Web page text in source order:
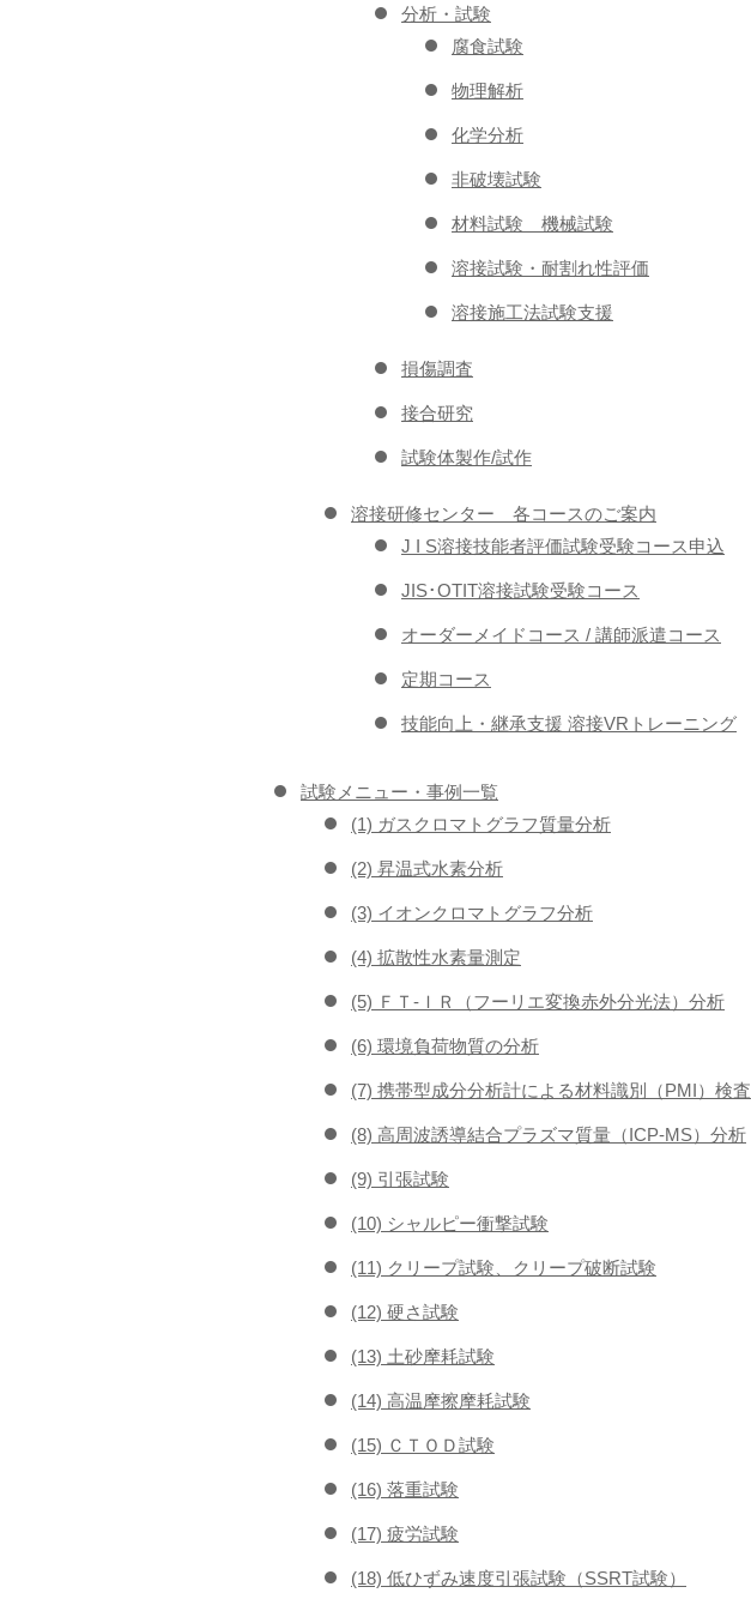
分析・試験
腐食試験
物理解析
化学分析
非破壊試験
材料試験 機械試験
溶接試験・耐割れ性評価
溶接施工法試験支援
損傷調査
接合研究
試験体製作/試作
溶接研修センター 各コースのご案内
J I S溶接技能者評価試験受験コース申込
JIS･OTIT溶接試験受験コース
オーダーメイドコース / 講師派遣コース
定期コース
技能向上・継承支援 溶接VRトレーニング
試験メニュー・事例一覧
(1) ガスクロマトグラフ質量分析
(2) 昇温式水素分析
(3) イオンクロマトグラフ分析
(4) 拡散性水素量測定
(5) ＦＴ-ＩＲ（フーリエ変換赤外分光法）分析
(6) 環境負荷物質の分析
(7) 携帯型成分分析計による材料識別（PMI）検査
(8) 高周波誘導結合プラズマ質量（ICP-MS）分析
(9) 引張試験
(10) シャルピー衝撃試験
(11) クリープ試験、クリープ破断試験
(12) 硬さ試験
(13) 土砂摩耗試験
(14) 高温摩擦摩耗試験
(15) ＣＴＯＤ試験
(16) 落重試験
(17) 疲労試験
(18) 低ひずみ速度引張試験（SSRT試験）